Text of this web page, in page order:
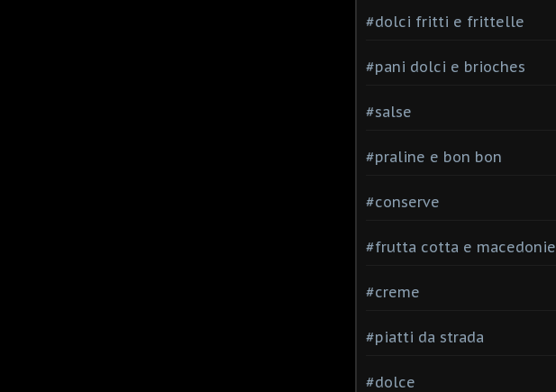
#dolci fritti e frittelle
#pani dolci e brioches
#salse
#praline e bon bon
#conserve
#frutta cotta e macedonie
#creme
#piatti da strada
#dolce